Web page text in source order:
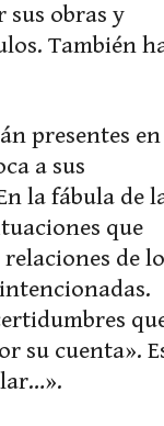
obras y
También
presentes en
a sus
la fábula de
que
de
su cuenta».